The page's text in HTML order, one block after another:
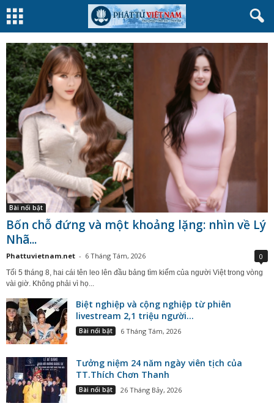
Bài nổi bật
Bốn chỗ đứng và một khoảng lặng: nhìn về Lý
Nhã...
Phattuvietnam.net - 6 Tháng Tám, 2026 0
Tối 5 tháng 8, hai cái tên leo lên đầu bảng tìm kiếm của người Việt trong vòng
vài giờ. Không phải vì họ...
Biệt nghiệp và cộng nghiệp từ phiên
livestream 2,1 triệu người...
Bài nổi bật 6 Tháng Tám, 2026
Tưởng niệm 24 năm ngày viên tịch của
TT.Thích Chơn Thanh
Bài nổi bật 26 Tháng Bảy, 2026